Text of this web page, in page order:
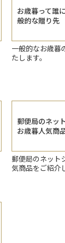
お歳暮って誰
般的な贈り先
一般的なお歳暮
たします。
郵便局のネッ
お歳暮人気商
郵便局のネット
気商品をご紹介